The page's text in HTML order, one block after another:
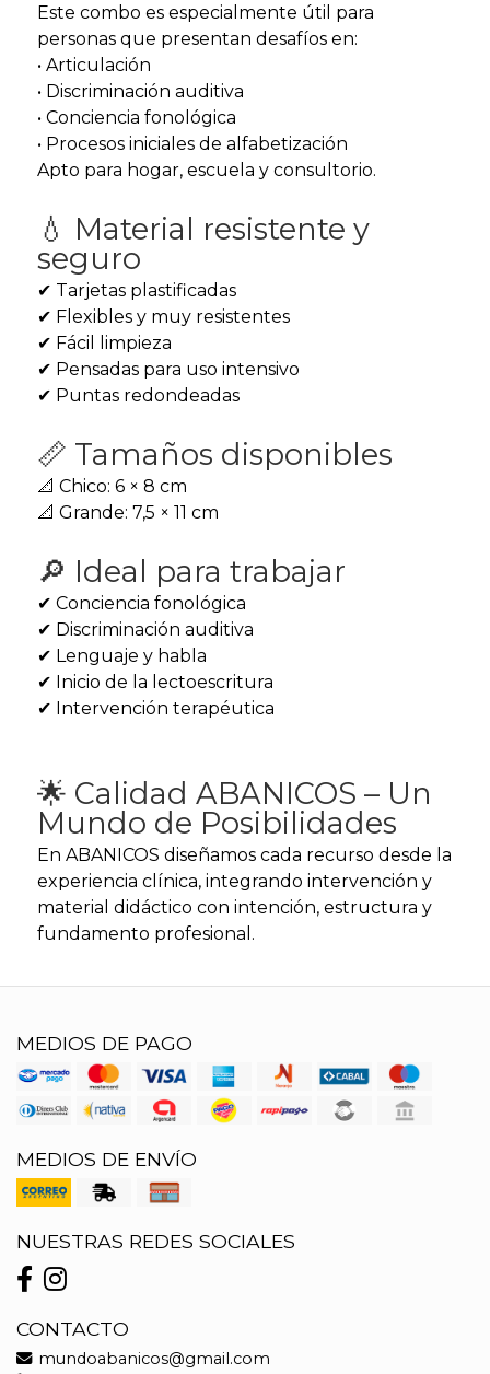
Este combo es especialmente útil para
personas que presentan desafíos en:
• Articulación
• Discriminación auditiva
• Conciencia fonológica
• Procesos iniciales de alfabetización
Apto para hogar, escuela y consultorio.
💧 Material resistente y
seguro
✔ Tarjetas plastificadas
✔ Flexibles y muy resistentes
✔ Fácil limpieza
✔ Pensadas para uso intensivo
✔ Puntas redondeadas
📏 Tamaños disponibles
📐 Chico: 6 × 8 cm
📐 Grande: 7,5 × 11 cm
🔎 Ideal para trabajar
✔ Conciencia fonológica
✔ Discriminación auditiva
✔ Lenguaje y habla
✔ Inicio de la lectoescritura
✔ Intervención terapéutica
🌟 Calidad ABANICOS – Un
Mundo de Posibilidades
En ABANICOS diseñamos cada recurso desde la
experiencia clínica, integrando intervención y
material didáctico con intención, estructura y
fundamento profesional.
MEDIOS DE PAGO
MEDIOS DE ENVÍO
NUESTRAS REDES SOCIALES
CONTACTO
mundoabanicos@gmail.com